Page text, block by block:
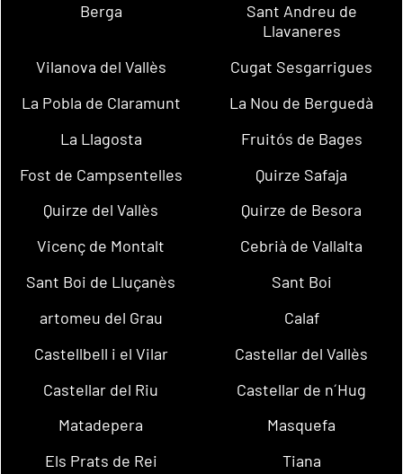
Berga
Sant Andreu de
Llavaneres
Vilanova del Vallès
Cugat Sesgarrigues
La Pobla de Claramunt
La Nou de Berguedà
La Llagosta
Fruitós de Bages
Fost de Campsentelles
Quirze Safaja
Quirze del Vallès
Quirze de Besora
Vicenç de Montalt
Cebrià de Vallalta
Sant Boi de Lluçanès
Sant Boi
artomeu del Grau
Calaf
Castellbell i el Vilar
Castellar del Vallès
Castellar del Riu
Castellar de n´Hug
Matadepera
Masquefa
Els Prats de Rei
Tiana